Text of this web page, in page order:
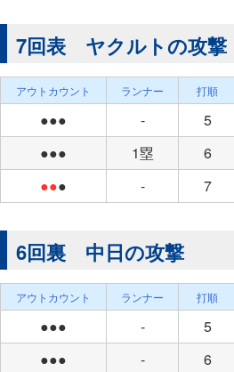
7回表 ヤクルトの攻撃
アウトカウント ランナー 打順
●●● - 5
●●●
1塁 6
●●● - 7
6回裏 中日の攻撃
アウトカウント ランナー 打順
●●● - 5
●●●
- 6